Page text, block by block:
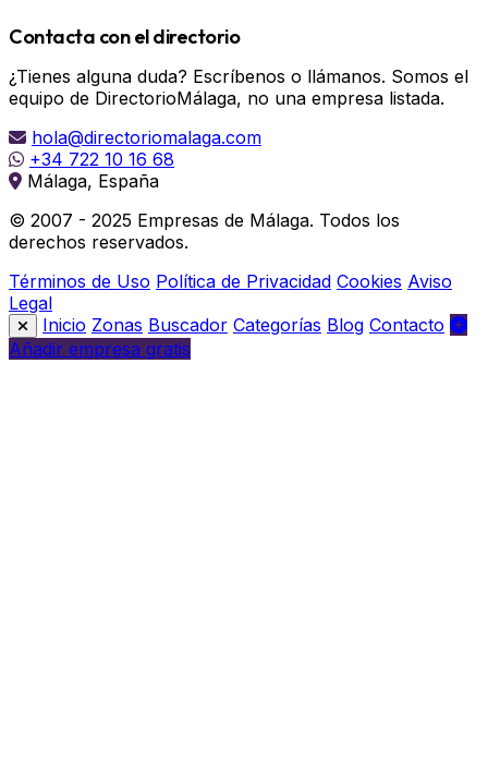
Contacta con el directorio
¿Tienes alguna duda? Escríbenos o llámanos. Somos el
equipo de DirectorioMálaga, no una empresa listada.
hola@directoriomalaga.com
+34 722 10 16 68
Málaga, España
© 2007 - 2025 Empresas de Málaga. Todos los
derechos reservados.
Términos de Uso Política de Privacidad Cookies Aviso
Legal
Inicio Zonas Buscador Categorías Blog Contacto
Añadir empresa gratis